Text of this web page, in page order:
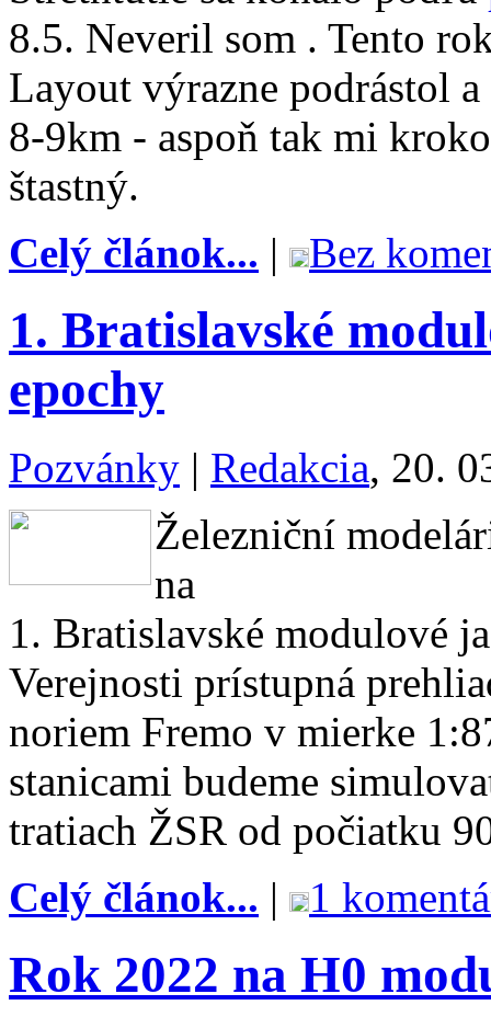
8.5. Neveril som . Tento
Layout výrazne podrástol
8-9km - aspoň tak mi
štastný.
Celý článok... | Bez
1. Bratislavské
epochy
Pozvánky | Redakcia, 20.
Železniční
na
1. Bratislavské modulové
Verejnosti prístupná
noriem Fremo v mierke
stanicami budeme
tratiach ŽSR od počiatku
Celý článok... | 1
Rok 2022 na H0